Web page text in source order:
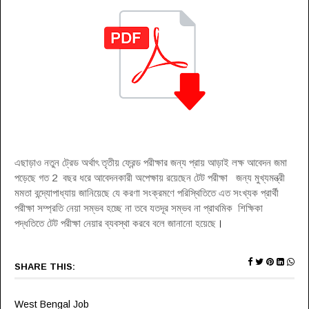
এছাড়াও নতুন ট্রেড অর্থাৎ তৃতীয় ফ্রেন্ড পরীক্ষার জন্য প্রায় আড়াই লক্ষ আবেদন জমা
পড়েছে গত 2 বছর ধরে আবেদনকারী অপেক্ষায় রয়েছেন টেট পরীক্ষা জন্য মুখ্যমন্ত্রী
মমতা বন্দ্যোপাধ্যায় জানিয়েছে যে করণা সংক্রমণে পরিস্থিতিতে এত সংখ্যক প্রার্থী
পরীক্ষা সম্প্রতি নেয়া সম্ভব হচ্ছে না তবে যতদূর সম্ভব না প্রাথমিক শিক্ষিকা
পদ্ধতিতে টেট পরীক্ষা নেয়ার ব্যবস্থা করবে বলে জানানো হয়েছে ।
SHARE THIS:
West Bengal Job